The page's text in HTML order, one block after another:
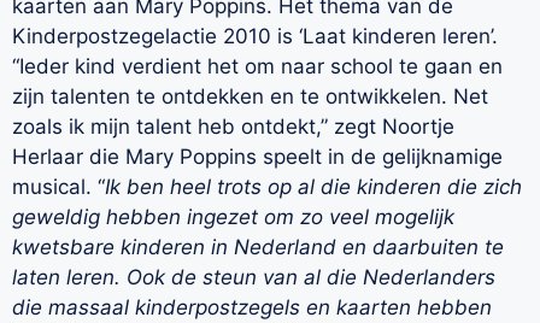
kaarten aan Mary Poppins. Het thema van de
Kinderpostzegelactie 2010 is ‘Laat kinderen leren’.
“Ieder kind verdient het om naar school te gaan en
zijn talenten te ontdekken en te ontwikkelen. Net
zoals ik mijn talent heb ontdekt,” zegt Noortje
Herlaar die Mary Poppins speelt in de gelijknamige
musical. “Ik ben heel trots op al die kinderen die zich
geweldig hebben ingezet om zo veel mogelijk
kwetsbare kinderen in Nederland en daarbuiten te
laten leren. Ook de steun van al die Nederlanders
die massaal kinderpostzegels en kaarten hebben